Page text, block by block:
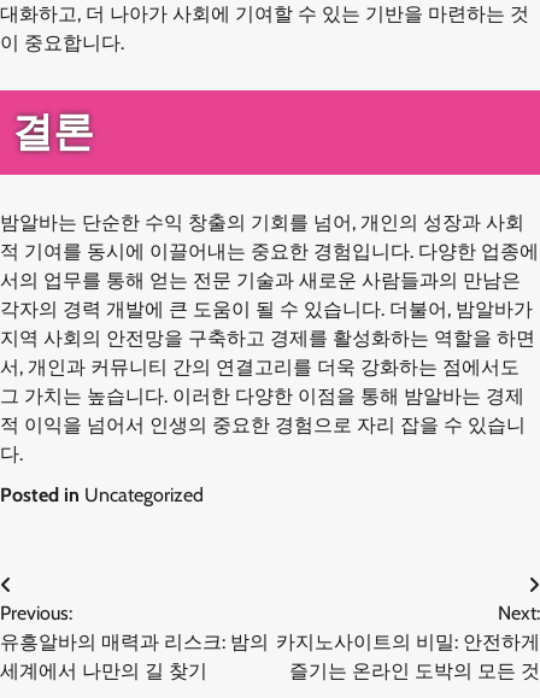
대화하고, 더 나아가 사회에 기여할 수 있는 기반을 마련하는 것
이 중요합니다.
결론
밤알바는 단순한 수익 창출의 기회를 넘어, 개인의 성장과 사회
적 기여를 동시에 이끌어내는 중요한 경험입니다. 다양한 업종에
서의 업무를 통해 얻는 전문 기술과 새로운 사람들과의 만남은
각자의 경력 개발에 큰 도움이 될 수 있습니다. 더불어, 밤알바가
지역 사회의 안전망을 구축하고 경제를 활성화하는 역할을 하면
서, 개인과 커뮤니티 간의 연결고리를 더욱 강화하는 점에서도
그 가치는 높습니다. 이러한 다양한 이점을 통해 밤알바는 경제
적 이익을 넘어서 인생의 중요한 경험으로 자리 잡을 수 있습니
다.
Posted in Uncategorized
글
탐
Previous:
유흥알바의 매력과 리스크: 밤의
세계에서 나만의 길 찾기
Next:
카지노사이트의 비밀: 안전하게
즐기는 온라인 도박의 모든 것